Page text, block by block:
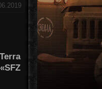
«SFZ